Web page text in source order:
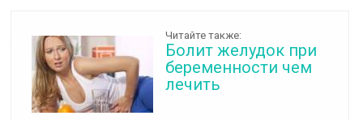
Читайте также:
Болит желудок при
беременности чем
лечить